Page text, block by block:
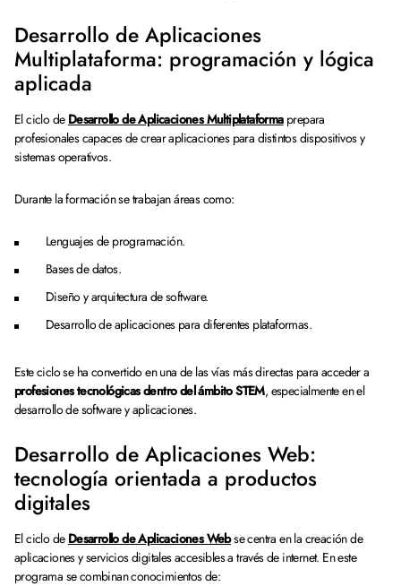
Desarrollo de Aplicaciones
Multiplataforma: programación y lógica
aplicada
El ciclo de Desarrollo de Aplicaciones Multiplataformaprepara
profesionales capaces de crear aplicaciones para distintos dispositivos y
sistemas operativos.
Durante la formación se trabajan áreas como:
Lenguajes de programación.
Bases de datos.
Diseño y arquitectura de software.
Desarrollo de aplicaciones para diferentes plataformas.
Este ciclo se ha convertido en una de las vías más directas para acceder a
profesiones tecnológicas dentro del ámbito STEM, especialmente en el
desarrollo de software y aplicaciones.
Desarrollo de Aplicaciones Web:
tecnología orientada a productos
digitales
El ciclo de Desarrollo de Aplicaciones Webse centra en la creación de
aplicaciones y servicios digitales accesibles a través de internet. En este
programa se combinan conocimientos de: